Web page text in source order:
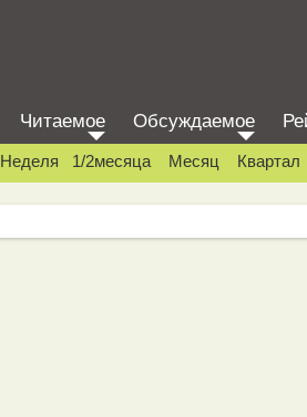
Читаемое Обсуждаемое
Неделя 1/2месяца Месяц Квартал